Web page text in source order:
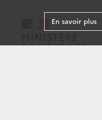
En savoir plus